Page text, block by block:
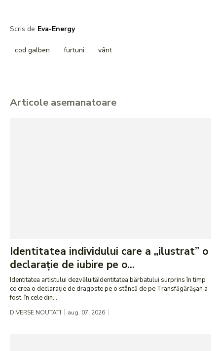
Scris de Eva-Energy
cod galben furtuni vânt
Articole asemanatoare
Identitatea individului care a „ilustrat” o
declarație de iubire pe o...
Identitatea artistului dezvăluităIdentitatea bărbatului surprins în timp
ce crea o declarație de dragoste pe o stâncă de pe Transfăgărășan a
fost, în cele din...
DIVERSE NOUTATI aug. 07, 2026